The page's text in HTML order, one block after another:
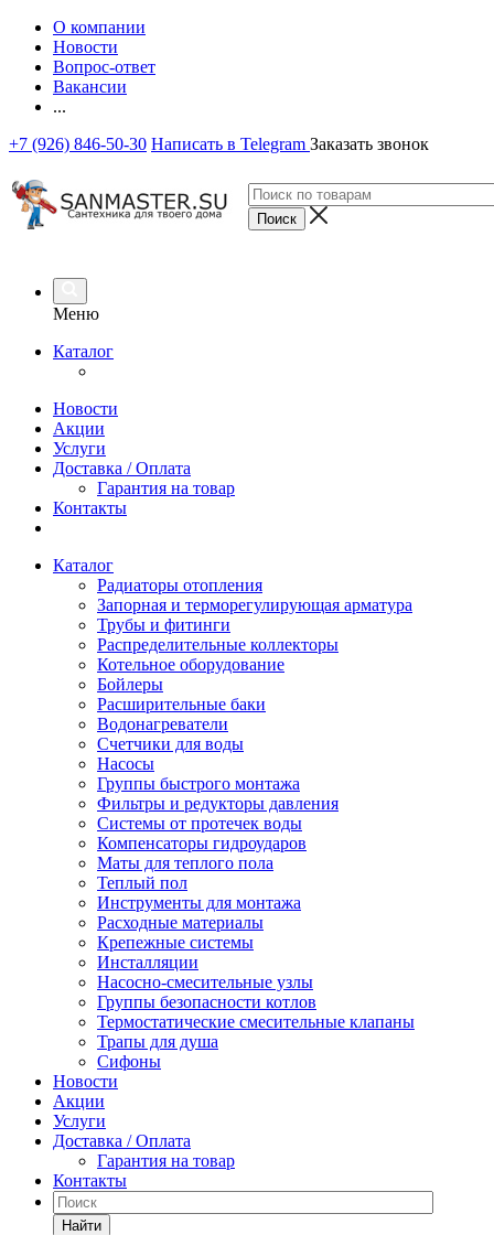
О компании
Новости
Вопрос-ответ
Вакансии
...
+7 (926) 846-50-30 Написать в Telegram Заказать звонок
Меню
Каталог
Новости
Акции
Услуги
Доставка / Оплата
Гарантия на товар
Контакты
Каталог
Радиаторы отопления
Запорная и терморегулирующая арматура
Трубы и фитинги
Распределительные коллекторы
Котельное оборудование
Бойлеры
Расширительные баки
Водонагреватели
Счетчики для воды
Насосы
Группы быстрого монтажа
Фильтры и редукторы давления
Системы от протечек воды
Компенсаторы гидроударов
Маты для теплого пола
Теплый пол
Инструменты для монтажа
Расходные материалы
Крепежные системы
Инсталляции
Насосно-смесительные узлы
Группы безопасности котлов
Термостатические смесительные клапаны
Трапы для душа
Сифоны
Новости
Акции
Услуги
Доставка / Оплата
Гарантия на товар
Контакты
Найти